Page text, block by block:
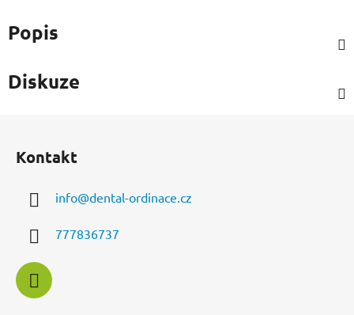
Popis
Diskuze
Kontakt
info@dental-ordinace.cz
777836737